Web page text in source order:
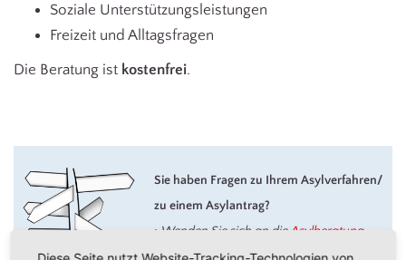
Soziale Unterstützungsleistungen
Freizeit und Alltagsfragen
Die Beratung ist kostenfrei.
Sie haben Fragen zu Ihrem Asylverfahren/
zu einem Asylantrag?
> Wenden Sie sich an die Asylberatung.